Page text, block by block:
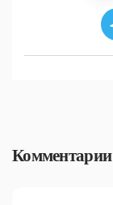
Комментарии